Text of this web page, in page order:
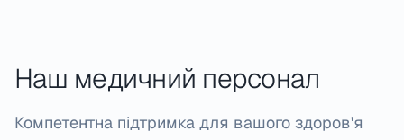
Наш медичний персонал
Компетентна підтримка для вашого здоров'я